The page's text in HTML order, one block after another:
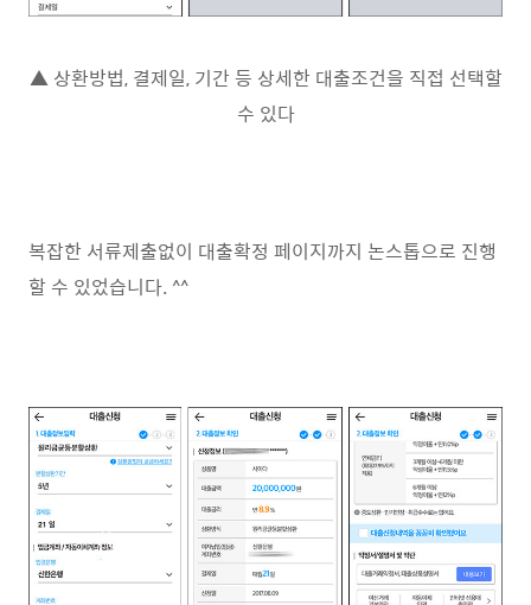
▲ 상환방법, 결제일, 기간 등 상세한 대출조건을 직접 선택할
수 있다
복잡한 서류제출없이 대출확정 페이지까지 논스톱으로 진행
할 수 있었습니다. ^^